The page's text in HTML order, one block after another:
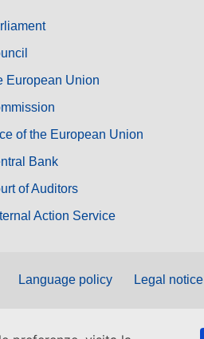
European Union
of the European Union
Bank
of Auditors
Action Service
Language policy Legal notice